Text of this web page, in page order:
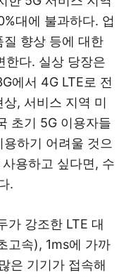
대에 불과하다. 업
향상 등에 대한
한다. 실상 당장은
에서 4G LTE로 전
, 서비스 지역 미
초기 5G 이용자들
하기 어려울 것으
용하고 싶다면, 수
.
가 강조한 LTE 대
고속), 1ms에 가까
은 기기가 접속해